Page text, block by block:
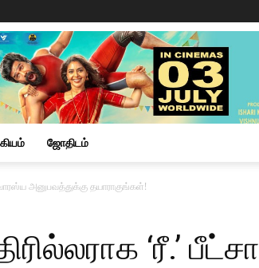
ஜோதிடம்
அனுபவத்துக்கு தயாராகுங்கள்!
‘ரீ.’ பீட்சா